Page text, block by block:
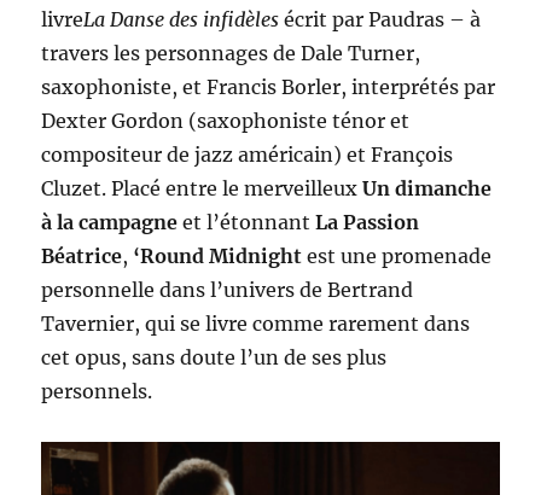
livreLa Danse des infidèles écrit par Paudras – à
travers les personnages de Dale Turner,
saxophoniste, et Francis Borler, interprétés par
Dexter Gordon (saxophoniste ténor et
compositeur de jazz américain) et François
Cluzet. Placé entre le merveilleuxUn dimanche
à la campagneet l’étonnant La Passion
Béatrice, ‘Round Midnight est une promenade
personnelle dans l’univers de Bertrand
Tavernier, qui se livre comme rarement dans
cet opus, sans doute l’un de ses plus
personnels.